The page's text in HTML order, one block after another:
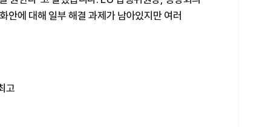
안에 대해 일부 해결 과제가 남아있지만 여러
고